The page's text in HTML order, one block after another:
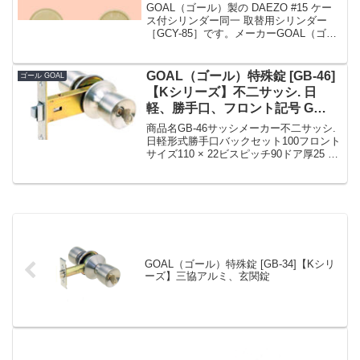
ト・ポルトグランデ） [GCY-85]
【Kシリーズ】
GOAL（ゴール）製の DAEZO #15 ケー
ス付シリンダー同一 取替用シリンダー
［GCY-85］です。メーカーGOAL（ゴー
品名GCY-85戸厚(扉厚)-適合機...
ゴール GOAL
GOAL（ゴール）特殊錠 [GB-46]
【Kシリーズ】不二サッシ. 日
軽、勝手口、フロント記号 G
LOCK
商品名GB-46サッシメーカー不二サッシ.
日軽形式勝手口バックセット100フロント
サイズ110 × 22ビスピッチ90ドア厚25 〜
GOAL（ゴール）特殊錠 [GB-34]【Kシリ
ーズ】三協アルミ、玄関錠